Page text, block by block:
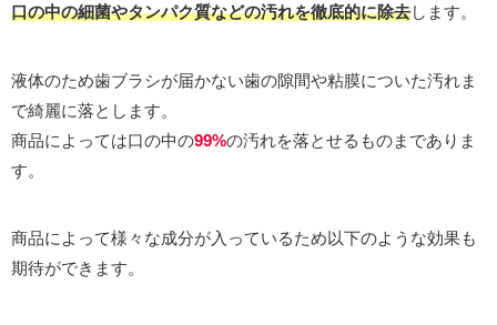
口の中の細菌やタンパク質などの汚れを徹底的に除去します。
液体のため歯ブラシが届かない歯の隙間や粘膜についた汚れま
で綺麗に落とします。
商品によっては口の中の99%の汚れを落とせるものまでありま
す。
商品によって様々な成分が入っているため以下のような効果も
期待ができます。